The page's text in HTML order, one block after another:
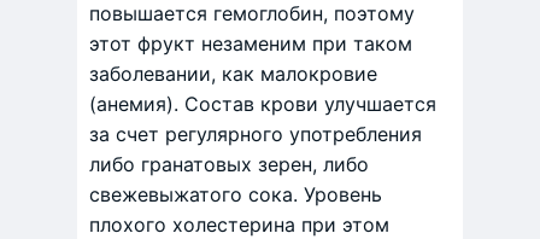
повышается гемоглобин, поэтому
этот фрукт незаменим при таком
заболевании, как малокровие
(анемия). Состав крови улучшается
за счет регулярного употребления
либо гранатовых зерен, либо
свежевыжатого сока. Уровень
плохого холестерина при этом